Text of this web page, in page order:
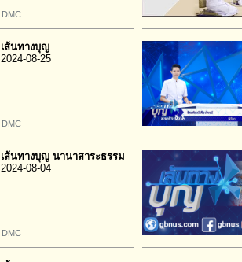
DMC
เส้นทางบุญ
2024-08-25
DMC
เส้นทางบุญ นานาสาระธรรม
2024-08-04
DMC